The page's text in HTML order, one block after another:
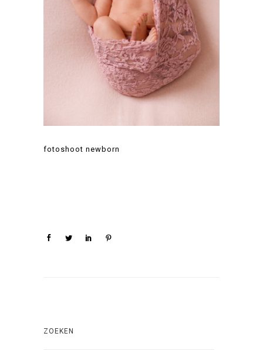
fotoshoot newborn
ZOEKEN